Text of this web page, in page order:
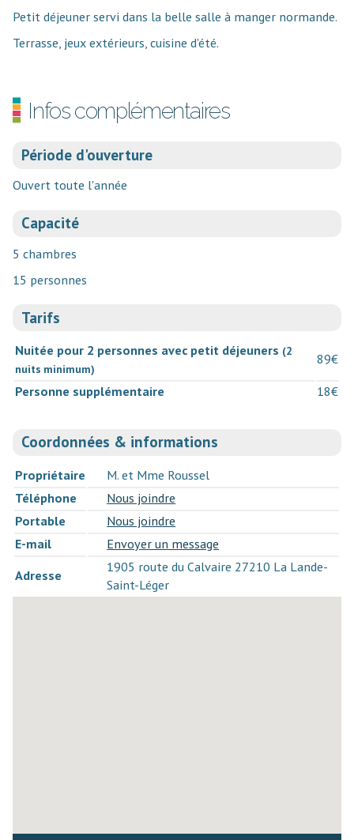
Petit déjeuner servi dans la belle salle à manger normande.
Terrasse, jeux extérieurs, cuisine d'été.
Infos complémentaires
Période d'ouverture
Ouvert toute l'année
Capacité
5 chambres
15 personnes
Tarifs
Nuitée pour 2 personnes avec petit déjeuners (2
nuits minimum)
89€
Personne supplémentaire 18€
Coordonnées & informations
Propriétaire
M. et Mme Roussel
Téléphone
Nous joindre
Portable
Nous joindre
E-mail
Envoyer un message
Adresse
1905 route du Calvaire 27210 La Lande-
Saint-Léger